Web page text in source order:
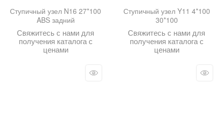
Ступичный узел N16 27*100
ABS задний
Свяжитесь с нами для
получения каталога с
ценами
Ступичный узел Y11 4*100
30*100
Свяжитесь с нами для
получения каталога с
ценами